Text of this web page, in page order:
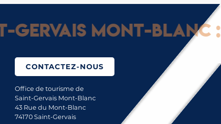
Mont-Blanc :
CONTACTEZ-NOUS
Office de tourisme de
Saint-Gervais Mont-Blanc
43 Rue du Mont-Blanc
74170 Saint-Gervais